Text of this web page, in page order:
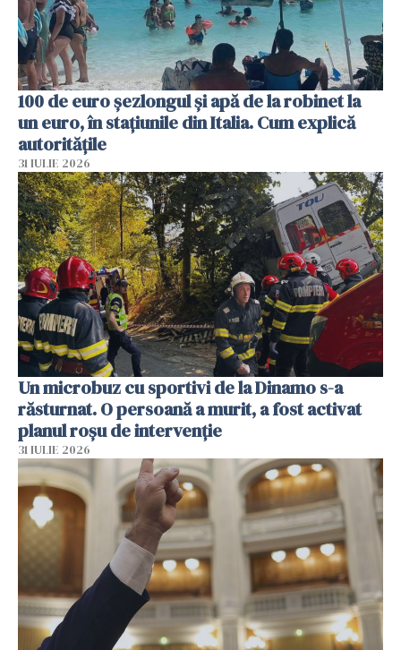
100 de euro șezlongul și apă de la robinet la
un euro, în stațiunile din Italia. Cum explică
autoritățile
31 IULIE 2026
Un microbuz cu sportivi de la Dinamo s-a
răsturnat. O persoană a murit, a fost activat
planul roșu de intervenție
31 IULIE 2026